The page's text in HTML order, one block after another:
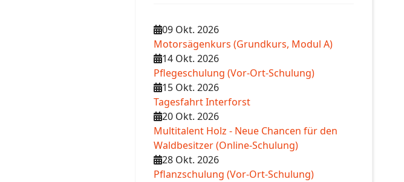
09 Okt. 2026
Motorsägenkurs (Grundkurs, Modul A)
14 Okt. 2026
Pflegeschulung (Vor-Ort-Schulung)
15 Okt. 2026
Tagesfahrt Interforst
20 Okt. 2026
Multitalent Holz - Neue Chancen für den
Waldbesitzer (Online-Schulung)
28 Okt. 2026
Pflanzschulung (Vor-Ort-Schulung)